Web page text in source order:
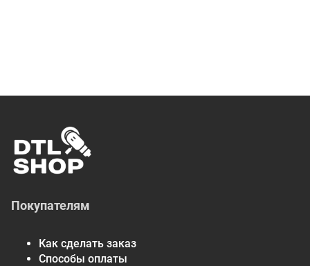
Покупателям
Как сделать заказ
Способы оплаты